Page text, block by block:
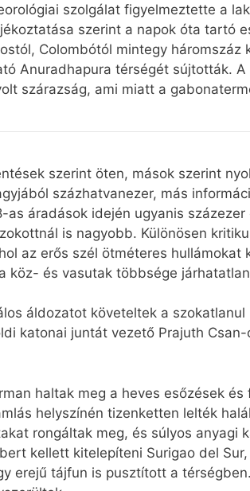
szolgálat figyelmeztette a
szerint a napok óta tartó
Colombótól mintegy
Anuradhapura térségét sújtották.
szárazság, ami miatt a
szerint öten, mások szerint
százhatvanezer, más
as áradások idején ugyanis
is nagyobb. Különösen
az erős szél ötméteres
köz- és vasutak többsége
áldozatot követeltek a
katonai juntát vezető Prajuth
haltak meg a heves esőzések
helyszínén tizenketten lelték
rongáltak meg, és súlyos anyagi
kellett kitelepíteni Surigao del
erejű tájfun is pusztított a